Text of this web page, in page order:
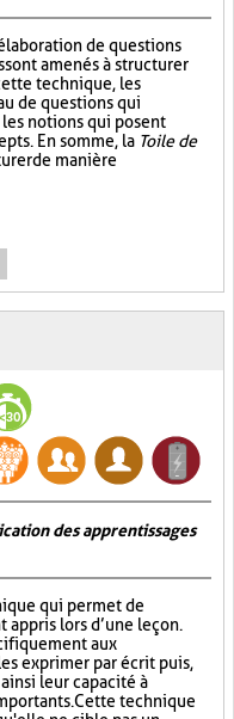
de questions
sont amenés à structurer
technique, les
de questions qui
notions qui posent
En somme, la Toile de
de manière
des apprentissages
qui permet de
appris lors d’une leçon.
aux
exprimer par écrit puis,
leur capacité à
Cette technique